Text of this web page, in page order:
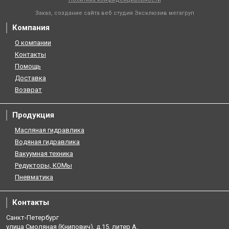
Заказ, создание сайта веб студия Эксклюзив мегагруп
Компания
О компании
Контакты
Помощь
Доставка
Возврат
Продукция
Масляная гидравлика
Водяная гидравлика
Вакуумная техника
Редукторы, КОМы
Пневматика
Контакты
Санкт-Петербург
улица Смоляная (Книпович), д.15, литер А.